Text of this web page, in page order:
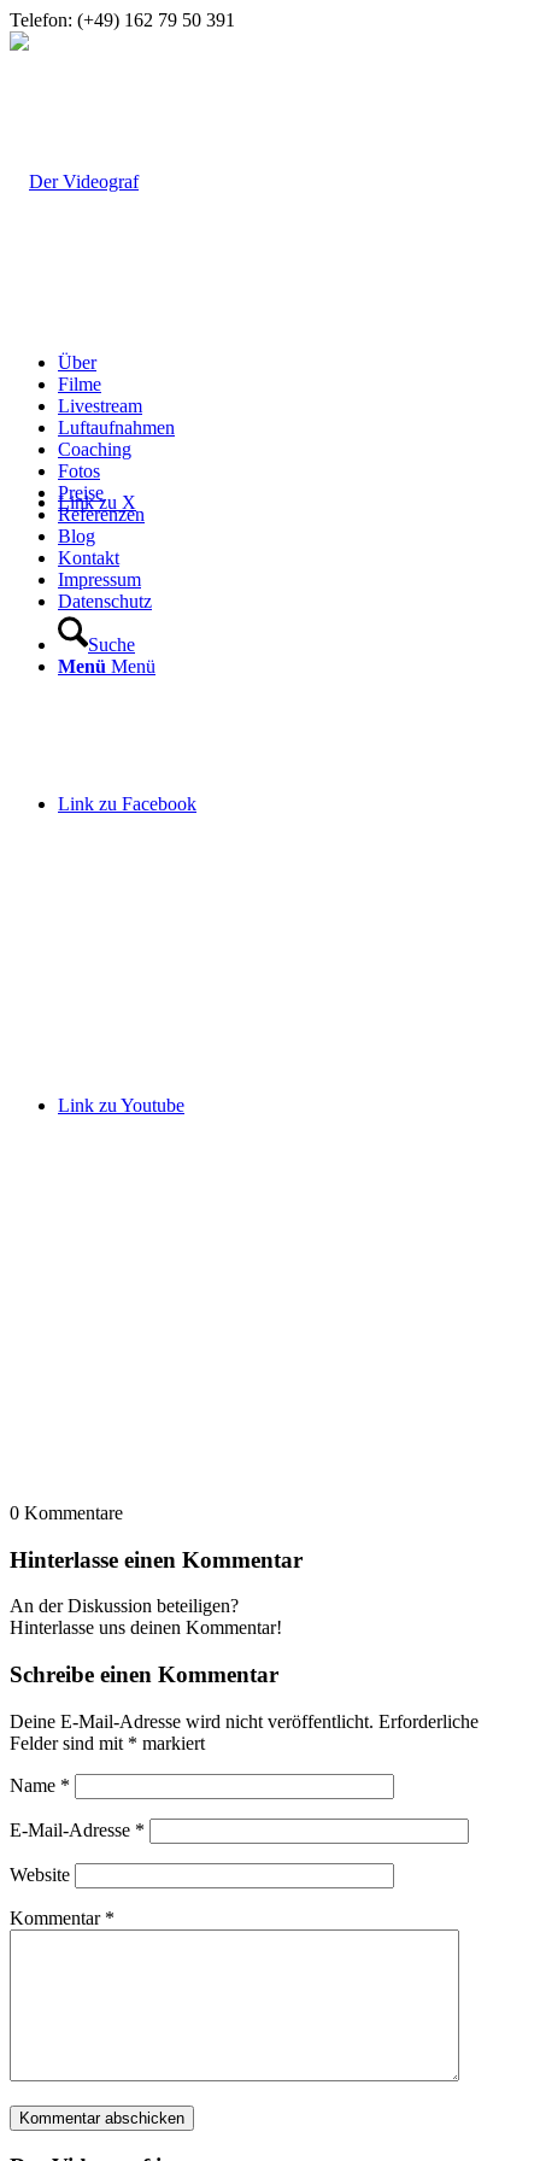
Telefon: (+49) 162 79 50 391
Link zu X
Link zu Facebook
Link zu Youtube
Über
Filme
Livestream
Luftaufnahmen
Coaching
Fotos
Preise
Referenzen
Blog
Kontakt
Impressum
Datenschutz
Suche
Menü Menü
0 Kommentare
Hinterlasse einen Kommentar
An der Diskussion beteiligen?
Hinterlasse uns deinen Kommentar!
Schreibe einen Kommentar
Deine E-Mail-Adresse wird nicht veröffentlicht. Erforderliche
Felder sind mit * markiert
Name *
E-Mail-Adresse *
Website
Kommentar *